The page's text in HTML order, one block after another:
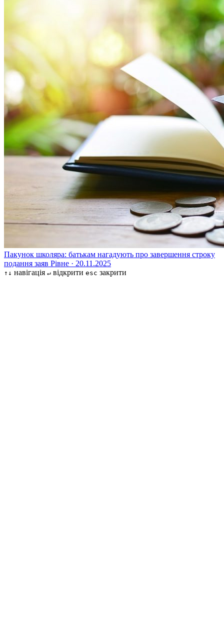
Пакунок школяра: батькам нагадують про завершення строку
подання заяв Рівне · 20.11.2025
↑↓ навігація ↵ відкрити esc закрити